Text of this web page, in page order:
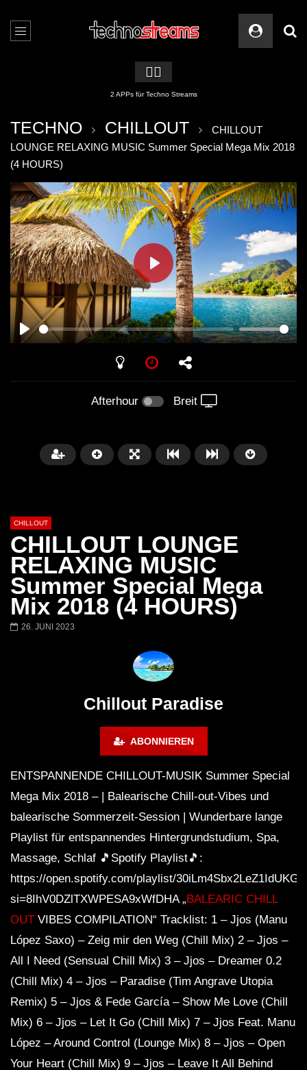
🏳️‍🌈
2 APPs für Techno Streams
TECHNO CHILLOUT
CHILLOUT
LOUNGE RELAXING MUSIC Summer Special Mega Mix 2018
(4 HOURS)
PLAY
PLAY
Afterhour Breit
Später
01:02:49
Chillout Ibiza Lounge 2024 🍓
Calm & Relaxing Background
Music 🍓 Chill, Study, Work,
Lust. – Runaway
CHILLOUT
CHILLOUT LOUNGE
RELAXING MUSIC
Summer Special Mega
Mix 2018 (4 HOURS)
26. JUNI 2023
Chillout Paradise
ABONNIEREN
ENTSPANNENDE CHILLOUT-MUSIK Summer Special
Mega Mix 2018 – | Balearische Chill-out-Vibes und
balearische Sommerzeit-Session | Wunderbare lange
Playlist für entspannendes Hintergrundstudium, Spa,
Massage, Schlaf 🎵Spotify Playlist🎵:
https://open.spotify.com/playlist/
si=8IhV0DZlTXWPESA9xWfDHA „BALEARIC CHILL
OUT VIBES COMPILATION“ Tracklist: 1 – Jjos (Manu
López Saxo) – Zeig mir den Weg (Chill Mix) 2 – Jjos –
All I Need (Sensual Chill Mix) 3 – Jjos – Dreamer 0.2
(Chill Mix) 4 – Jjos – Paradise (Tim Angrave Utopia
Remix) 5 – Jjos & Fede García – Show Me Love (Chill
Mix) 6 – Jjos – Let It Go (Chill Mix) 7 – Jjos Feat. Manu
López – Around Control (Lounge Mix) 8 – Jjos – Open
Your Heart (Chill Mix) 9 – Jjos – Leave It All Behind